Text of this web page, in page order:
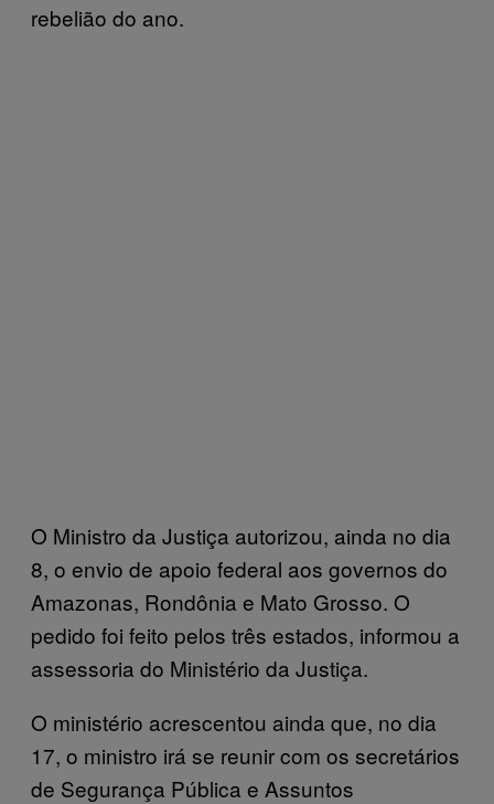
rebelião do ano.
O Ministro da Justiça autorizou, ainda no dia
8, o envio de apoio federal aos governos do
Amazonas, Rondônia e Mato Grosso. O
pedido foi feito pelos três estados, informou a
assessoria do Ministério da Justiça.
O ministério acrescentou ainda que, no dia
17, o ministro irá se reunir com os secretários
de Segurança Pública e Assuntos